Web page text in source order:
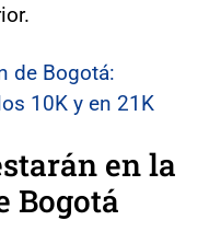
de Bogotá:
10K y en 21K
en la
Bogotá